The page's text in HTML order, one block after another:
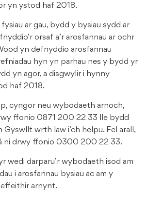
yn ystod haf 2018.
fysiau ar gau, bydd y bysiau sydd ar
orsaf a’r arosfannau ar ochr
yn defnyddio arosfannau
hyn yn parhau nes y bydd yr
yn agor, a disgwylir i hynny
haf 2018.
cyngor neu wybodaeth arnoch,
ffonio 0871 200 22 33 lle bydd
wrth law i’ch helpu. Fel arall,
ni drwy ffonio 0300 200 22 33.
wedi darparu’r wybodaeth isod am
i arosfannau bysiau ac am y
arnynt.